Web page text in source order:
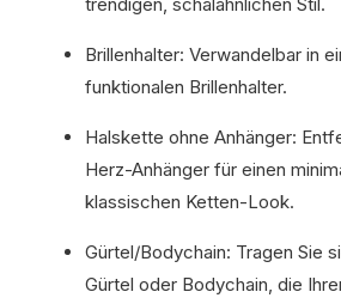
Brillenhalter: Verwandelbar in
funktionalen Brillenhalter.
Halskette ohne Anhänger:
Herz-Anhänger für einen
klassischen Ketten-Look.
Gürtel/Bodychain: Tragen Sie
Gürtel oder Bodychain, die